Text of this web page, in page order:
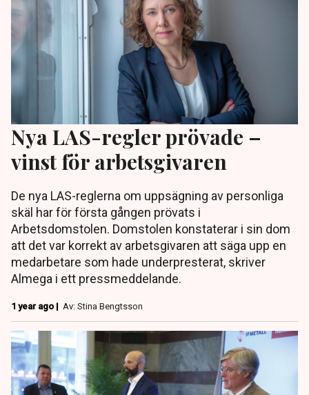
Nya LAS-regler prövade –
vinst för arbetsgivaren
De nya LAS-reglerna om uppsägning av personliga
skäl har för första gången prövats i
Arbetsdomstolen. Domstolen konstaterar i sin dom
att det var korrekt av arbetsgivaren att säga upp en
medarbetare som hade underpresterat, skriver
Almega i ett pressmeddelande.
1 year ago | Av: Stina Bengtsson